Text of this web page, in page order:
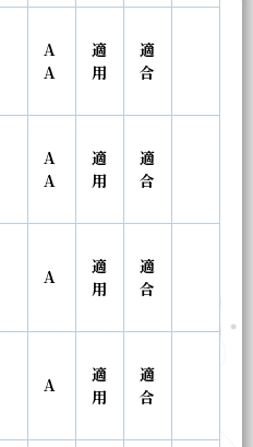
A
A
適
用
適
合
A
A
適
用
適
合
A
適
用
適
合
A
適
用
適
合